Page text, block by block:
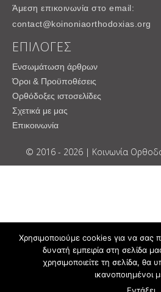
Άμεση επικοινωνία στο email:
contact@koinoniaorthodoxias.org
ΕΠΙΛΟΓΕΣ
Ενσωμάτωση άρθρων
Όροι & Προϋποθέσεις
Ορθόδοξες ιστοσελίδες
Σχετικά με μας
Επικοινωνία
© 2016 - 2026 | Κοινωνία
Χρησιμοποιούμε cookies για να σας
δυνατή εμπειρία στη σελίδα
χρησιμοποιείτε τη σελίδα, θα
ικανοποιημένοι